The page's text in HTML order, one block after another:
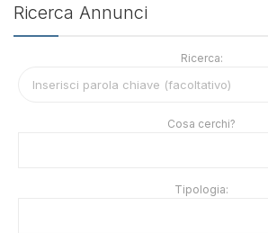
Ricerca Annunci
Ricerca:
Cosa cerchi?
Tipologia: